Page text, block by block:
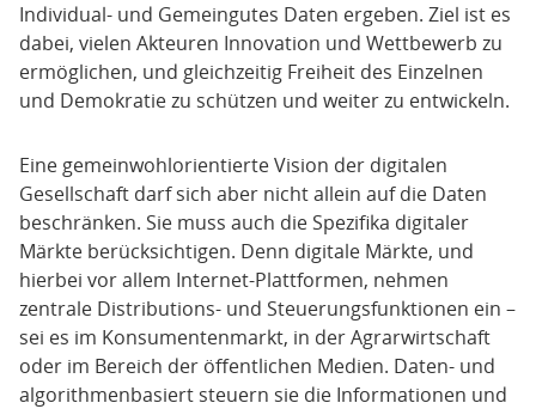
Individual- und Gemeingutes Daten ergeben. Ziel ist es
dabei, vielen Akteuren Innovation und Wettbewerb zu
ermöglichen, und gleichzeitig Freiheit des Einzelnen
und Demokratie zu schützen und weiter zu entwickeln.
Eine gemeinwohlorientierte Vision der digitalen
Gesellschaft darf sich aber nicht allein auf die Daten
beschränken. Sie muss auch die Spezifika digitaler
Märkte berücksichtigen. Denn digitale Märkte, und
hierbei vor allem Internet-Plattformen, nehmen
zentrale Distributions- und Steuerungsfunktionen ein –
sei es im Konsumentenmarkt, in der Agrarwirtschaft
oder im Bereich der öffentlichen Medien. Daten- und
algorithmenbasiert steuern sie die Informationen und